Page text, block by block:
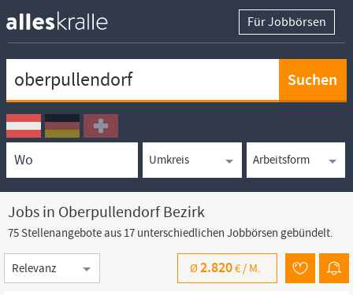
Für Jobbörsen
Ortssuche
Umkreissuche
Arbeitsform
Jobs in Oberpullendorf Bezirk
75 Stellenangebote aus 17 unterschiedlichen Jobbörsen gebündelt.
Sortierung
Ø2.820€ / M.